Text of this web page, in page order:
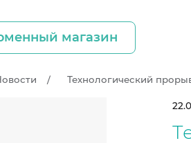
магазин
Технологический